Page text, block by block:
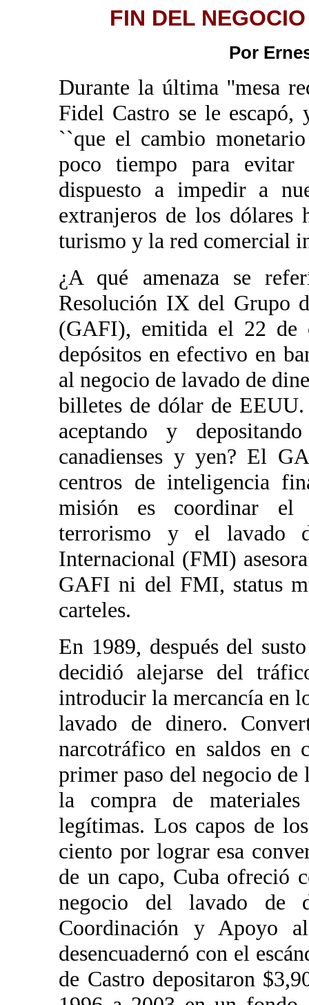
FIN DEL
Por
Durante la última ''mesa
Fidel Castro se le
``que el cambio
poco tiempo para evitar
dispuesto a impedir a
extranjeros de los dólares
turismo y la red comercial
¿A qué amenaza se
Resolución IX del Grupo
(GAFI), emitida el 22 de
depósitos en efectivo en
al negocio de lavado de
billetes de dólar de
aceptando y
canadienses y yen? El
centros de inteligencia
misión es coordinar el
terrorismo y el lavado
Internacional (FMI)
GAFI ni del FMI, status
carteles.
En 1989, después del
decidió alejarse del
introducir la mercancía en
lavado de dinero.
narcotráfico en saldos en
primer paso del negocio
la compra de
legítimas. Los capos de
ciento por lograr esa
de un capo, Cuba ofreció
negocio del lavado de
Coordinación y Apoyo
desencuadernó con el
de Castro depositaron